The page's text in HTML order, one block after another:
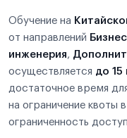
Обучение на
от направлений Бизнес
инженерия,
осуществляется до
достаточное время
на ограничение квоты в
ограниченность